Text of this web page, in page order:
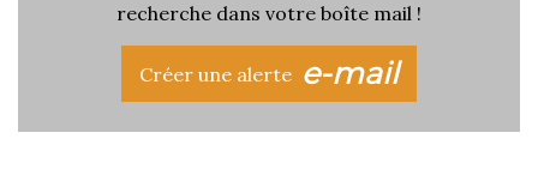
recherche dans votre boîte mail !
Créer une alerte e-mail